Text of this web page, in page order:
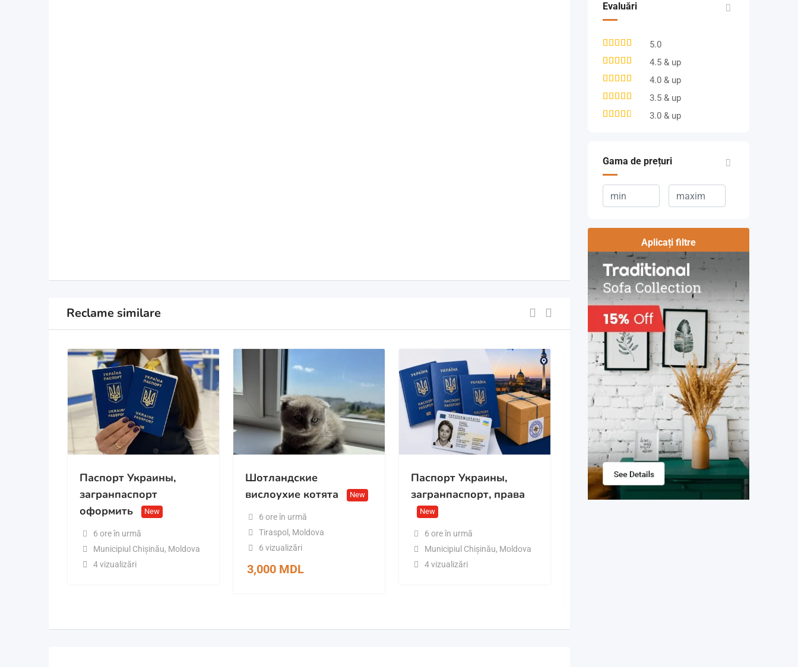
Reclame similare
Паспорт Украины,
загранпаспорт
оформить
New
6 ore în urmă
Municipiul Chișinău, Moldova
4 vizualizări
Шотландские
вислоухие котята
New
6 ore în urmă
Tiraspol , Moldova
6 vizualizări
3,000 MDL
Паспорт Украины,
загранпаспорт, права
New
6 ore în urmă
Municipiul Chișinău, Moldova
4 vizualizări
Продам очень
красивые номера
Evaluări
5.0
4.5 & up
4.0 & up
3.5 & up
3.0 & up
Gama de prețuri
Aplicați filtre